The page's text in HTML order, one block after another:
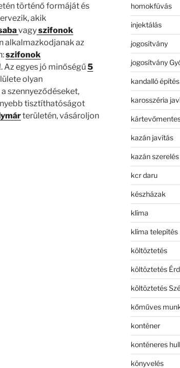
történő formáját és
akik
vagyszifonok
alkalmazkodjanak az
szifonok
Az egyes jó minőségű 5
olyan
szennyeződéseket,
tisztíthatóságot
területén, vásároljon
homokfúvás
injektálás
jogosítvány
jogosítvány
kandalló építés
karosszéria
kazán javítás
kazán szerelés
kcr daru
készházak
klíma
klíma telepítés
költöztetés
költöztetés Érd
költöztetés
kőműves
konténer
konténeres
könyvelés